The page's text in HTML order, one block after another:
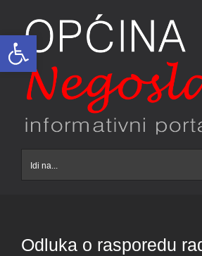
Open toolbar
content
Idi na...
Odluka o rasporedu